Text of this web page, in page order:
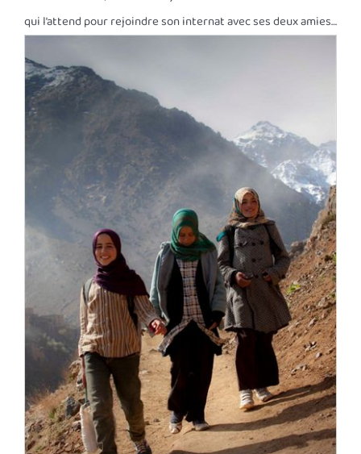
qui l’attend pour rejoindre son internat avec ses deux amies…